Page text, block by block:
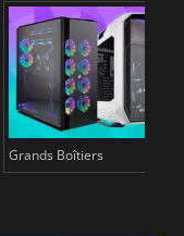
Grands Boîtiers